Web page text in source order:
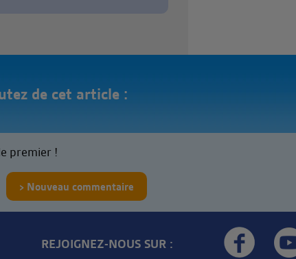
de cet article :
premier !
Nouveau commentaire
REJOIGNEZ-NOUS SUR :